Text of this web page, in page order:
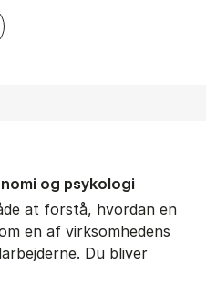
- erhvervs­økonomi og
og psy­ko­lo­gi
at forstå, hvordan en
en af virksomhedens
Du bliver